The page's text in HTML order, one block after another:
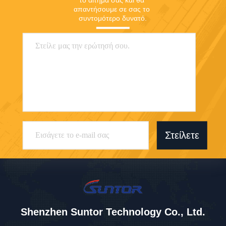
απαντήσουμε σε σας το
συντομότερο δυνατό.
Στείλετε
Shenzhen Suntor Technology Co., Ltd.